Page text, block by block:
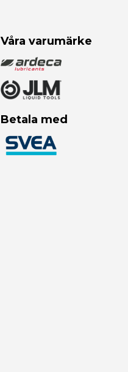
Våra varumärke
Betala med